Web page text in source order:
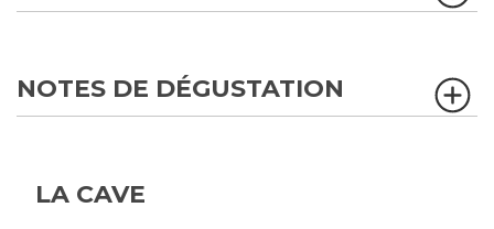
NOTES DE DÉGUSTATION
LA CAVE